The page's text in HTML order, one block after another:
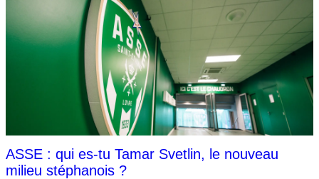
ASSE : qui es-tu Tamar Svetlin, le nouveau
milieu stéphanois ?